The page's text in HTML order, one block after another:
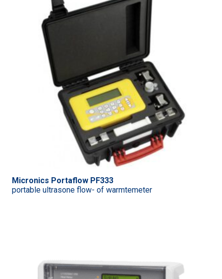
Micronics Portaflow PF333
portable ultrasone flow- of warmtemeter